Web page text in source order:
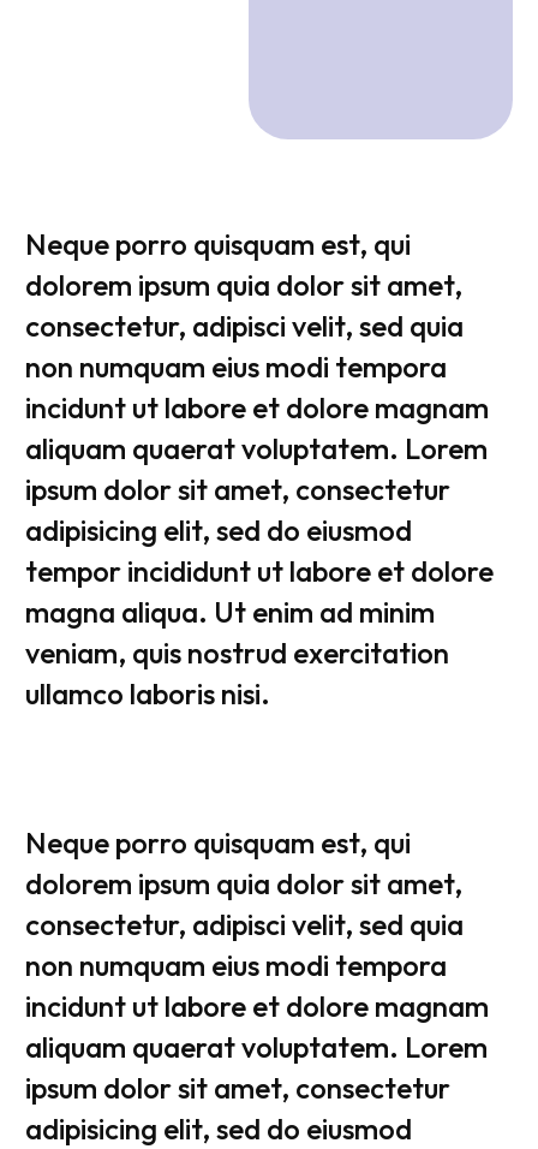
Neque porro quisquam est, qui
dolorem ipsum quia dolor sit amet,
consectetur, adipisci velit, sed quia
non numquam eius modi tempora
incidunt ut labore et dolore magnam
aliquam quaerat voluptatem. Lorem
ipsum dolor sit amet, consectetur
adipisicing elit, sed do eiusmod
tempor incididunt ut labore et dolore
magna aliqua. Ut enim ad minim
veniam, quis nostrud exercitation
ullamco laboris nisi.
Neque porro quisquam est, qui
dolorem ipsum quia dolor sit amet,
consectetur, adipisci velit, sed quia
non numquam eius modi tempora
incidunt ut labore et dolore magnam
aliquam quaerat voluptatem. Lorem
ipsum dolor sit amet, consectetur
adipisicing elit, sed do eiusmod